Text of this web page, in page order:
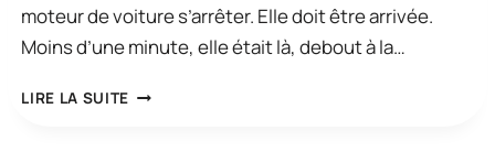
moteur de voiture s’arrêter. Elle doit être arrivée.
Moins d’une minute, elle était là, debout à la…
LIRE LA SUITE UNE